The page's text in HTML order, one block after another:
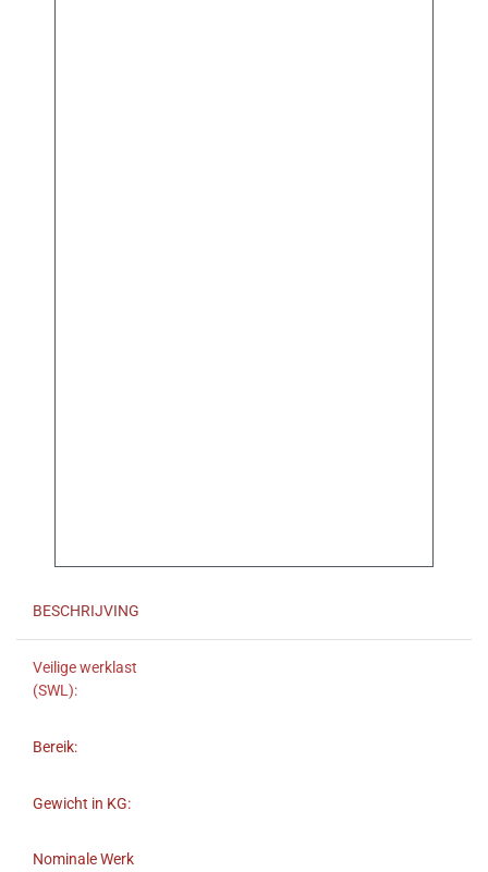
BESCHRIJVING
Veilige werklast
(SWL):
Bereik:
Gewicht in KG:
Nominale Werk